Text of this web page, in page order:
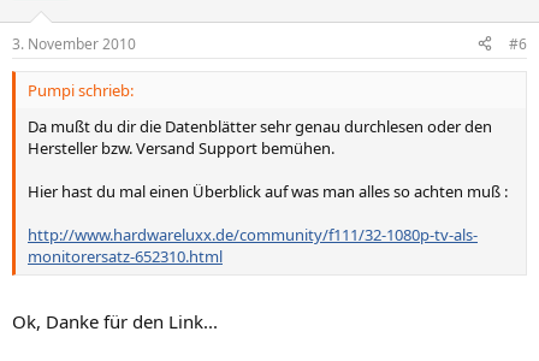
3. November 2010 #6
Pumpi schrieb:
Da mußt du dir die Datenblätter sehr genau durchlesen oder den
Hersteller bzw. Versand Support bemühen.
Hier hast du mal einen Überblick auf was man alles so achten muß :
http://www.hardwareluxx.de/community/f111/32-1080p-tv-als-
monitorersatz-652310.html
Ok, Danke für den Link...